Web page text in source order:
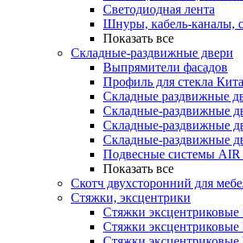
Светодиодная лента
Шнуры, кабель-каналы,
Показать все
Складные-раздвижные двери
Выпрямители фасадов
Профиль для стекла
Складные раздвижные
Складные-раздвижные
Складные-раздвижные
Складные-раздвижные
Подвесные системы
Показать все
Скотч двухсторонний для
Стяжки, эксцентрики
Cтяжки эксцентриковые
Стяжки эксцентриковые